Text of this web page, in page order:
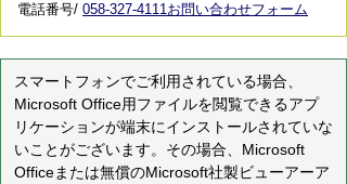
電話番号/ 058-327-4111お問い合わせフォーム
スマートフォンでご利用されている場合、
Microsoft Office用ファイルを閲覧できるアプ
リケーションが端末にインストールされていな
いことがございます。その場合、Microsoft
Officeまたは無償のMicrosoft社製ビューアーア